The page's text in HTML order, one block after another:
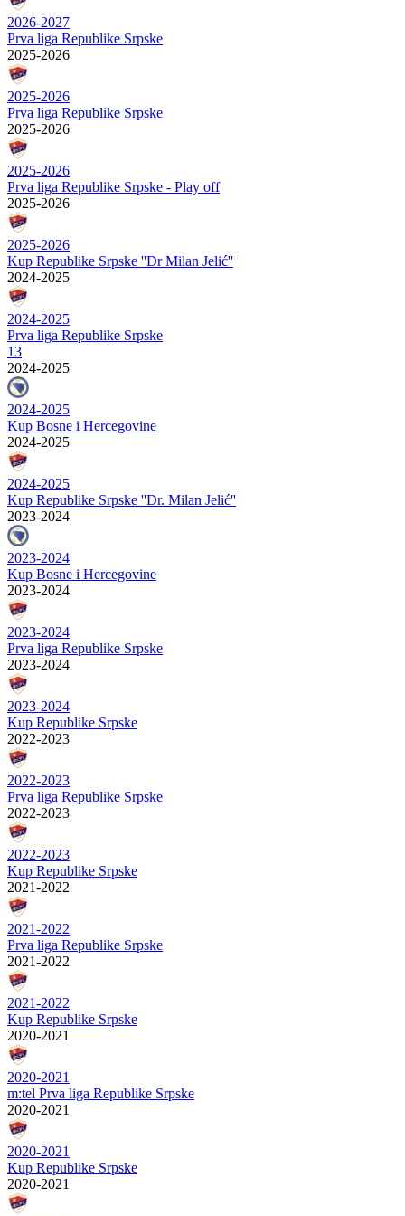
2026-2027
Prva liga Republike Srpske
2025-2026
2025-2026
Prva liga Republike Srpske
2025-2026
2025-2026
Prva liga Republike Srpske - Play off
2025-2026
2025-2026
Kup Republike Srpske ''Dr Milan Jelić''
2024-2025
2024-2025
Prva liga Republike Srpske
13
2024-2025
2024-2025
Kup Bosne i Hercegovine
2024-2025
2024-2025
Kup Republike Srpske ''Dr. Milan Jelić''
2023-2024
2023-2024
Kup Bosne i Hercegovine
2023-2024
2023-2024
Prva liga Republike Srpske
2023-2024
2023-2024
Kup Republike Srpske
2022-2023
2022-2023
Prva liga Republike Srpske
2022-2023
2022-2023
Kup Republike Srpske
2021-2022
2021-2022
Prva liga Republike Srpske
2021-2022
2021-2022
Kup Republike Srpske
2020-2021
2020-2021
m:tel Prva liga Republike Srpske
2020-2021
2020-2021
Kup Republike Srpske
2020-2021